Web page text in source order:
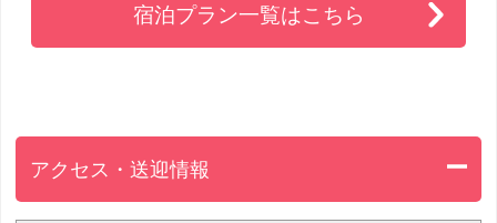
宿泊プラン一覧はこちら
アクセス・送迎情報